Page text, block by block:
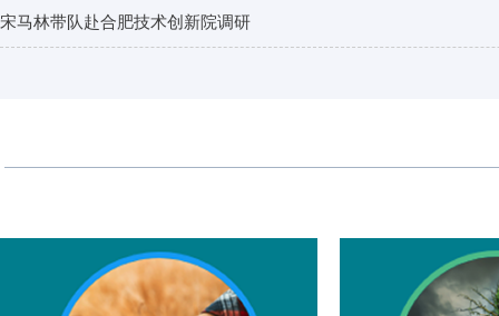
宋马林带队赴合肥技术创新院调研